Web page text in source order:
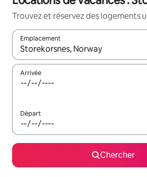
Trouvez et réservez des logements
Emplacement
Quand les résultats sont affichés,
Arrivée
Départ
Chercher